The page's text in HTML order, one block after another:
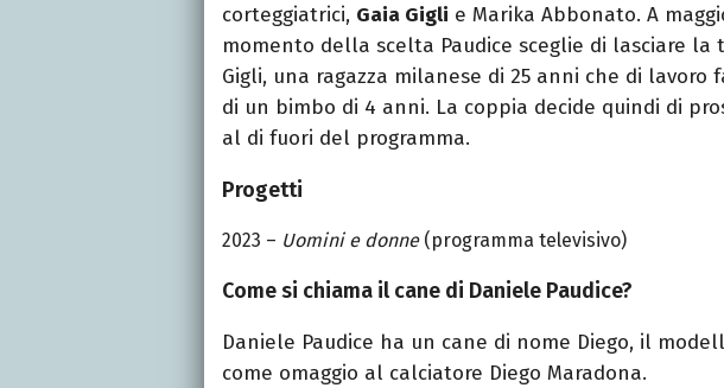
corteggiatrici, Gaia Gigli e Marika Abbonato. A
momento della scelta Paudice sceglie di lasciare la
Gigli, una ragazza milanese di 25 anni che di lavoro
di un bimbo di 4 anni. La coppia decide quindi di
al di fuori del programma.
Progetti
2023 – Uomini e donne(programma televisivo)
Come si chiama il cane di Daniele Paudice?
Daniele Paudice ha un cane di nome Diego, il
come omaggio al calciatore Diego Maradona.